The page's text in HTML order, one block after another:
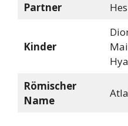
Partner
Kinder
Römischer
Name